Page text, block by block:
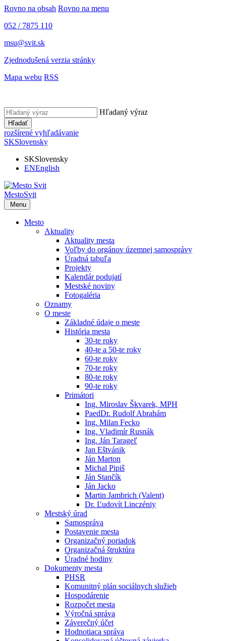
Rovno na obsah Rovno na menu
052 / 7875 110
msu@svit.sk
Zjednodušená verzia stránky
Mapa webu RSS
Hľadaný výraz
Hľadať
rozšírené vyhľadávanie
SKSlovensky
SKSlovensky
ENEnglish
MestoSvit
Menu
Mesto
Aktuality
Aktuality mesta
Voľby do orgánov územnej samosprávy
Úradná tabuľa
Projekty
Kalendár podujatí
Mestské noviny
Fotogaléria
Oznamy
O meste
Základné údaje o meste
História mesta
30-te roky
40-te a 50-te roky
60-te roky
70-te roky
80-te roky
90-te roky
Primátori
Ing. Miroslav Škvarek, MPH
PaedDr. Rudolf Abrahám
Ing. Milan Fecko
Ing. Vladimír Rusnák
Ing. Ján Tarageľ
Jan Eštvánik
Ján Marton
Michal Pipiš
Ján Stančík
Ján Jacko
Martin Jambrich (Valent)
Dr. Ľudovít Linczéniy
Mestský úrad
Samospráva
Postavenie mesta
Organizačný poriadok
Organizačná štruktúra
Úradné hodiny
Dokumenty mesta
PHSR
Komunitný plán sociálnych služieb
Hospodárenie
Rozpočet mesta
Výročná správa
Záverečný účet
Hodnotiaca správa